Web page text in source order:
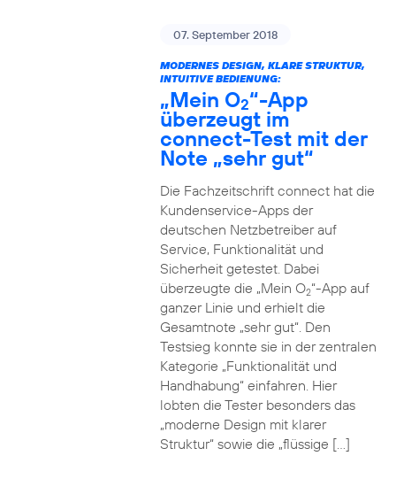
07. September 2018
MODERNES DESIGN, KLARE STRUKTUR,
INTUITIVE BEDIENUNG:
„Mein O2“-App
überzeugt im
connect-Test mit der
Note „sehr gut“
Die Fachzeitschrift connect hat die
Kundenservice-Apps der
deutschen Netzbetreiber auf
Service, Funktionalität und
Sicherheit getestet. Dabei
überzeugte die „Mein O2“-App auf
ganzer Linie und erhielt die
Gesamtnote „sehr gut“. Den
Testsieg konnte sie in der zentralen
Kategorie „Funktionalität und
Handhabung“ einfahren. Hier
lobten die Tester besonders das
„moderne Design mit klarer
Struktur“ sowie die „flüssige […]